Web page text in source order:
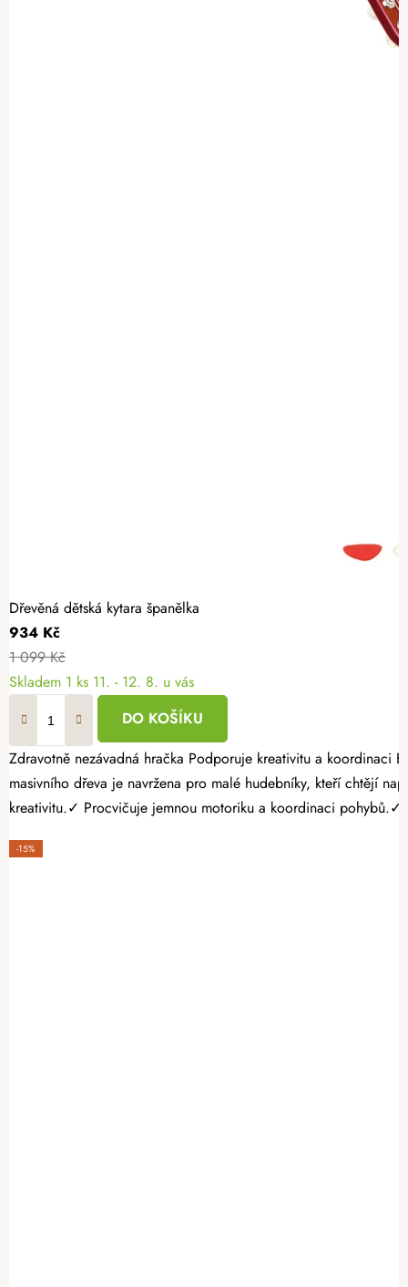
Dřevěná dětská kytara španělka
934 Kč
1 099 Kč
Skladem 1 ks 11. - 12. 8. u vás
DO KOŠÍKU
Zdravotně nezávadná hračka Podporuje kreativitu a koordinaci Bez ostrých hran a třísek Dopřejte dětem radost z objevování hudby s dětskou kytarou ve stylu klasické španělky. Tato krásná akustická hračka z
masivního dřeva je navržena pro malé hudebníky, kteří chtějí napodobovat dospělé a vyzkoušet si
kreativitu.✓ Procvičuje jemnou motoriku a koordinaci pohybů.✓
-15%